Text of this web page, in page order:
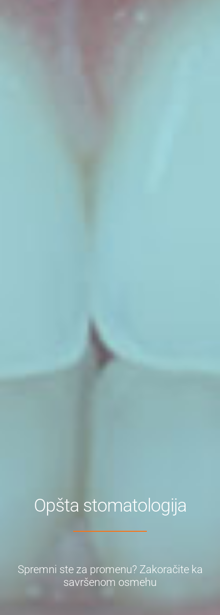
Opšta stomatologija
Spremni ste za promenu? Zakoračite ka
savršenom osmehu